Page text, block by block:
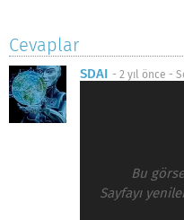
Cevaplar
SDAI - 2 yıl önce -
Bu
Sayfayı